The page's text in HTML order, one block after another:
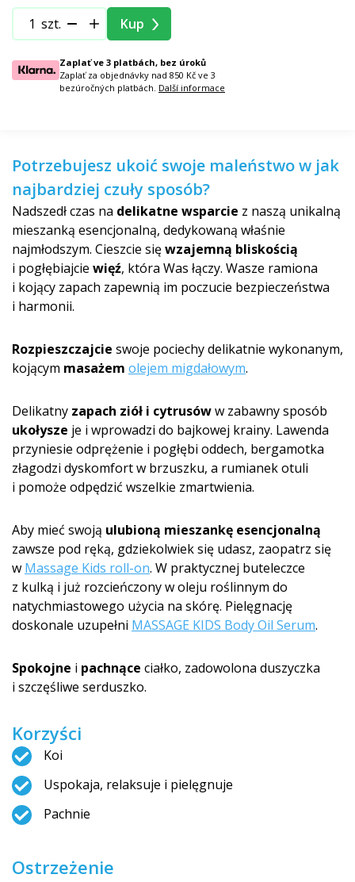
szt.
Kup
Zaplať ve 3 platbách, bez úroků
Zaplať za objednávky nad 850 Kč ve 3
bezúročných platbách. Další informace
Potrzebujesz ukoić swoje maleństwo w jak
najbardziej czuły sposób?
Nadszedł czas na delikatne wsparcie z naszą unikalną
mieszanką esencjonalną, dedykowaną właśnie
najmłodszym. Cieszcie sięwzajemną bliskością
i pogłębiajcie więź, która Was łączy. Wasze ramiona
i kojący zapach zapewnią im poczucie bezpieczeństwa
i harmonii.
Rozpieszczajcie swoje pociechy delikatnie wykonanym,
kojącym masażem olejem migdałowym.
Delikatny zapach ziół i cytrusóww zabawny sposób
ukołysze je i wprowadzi do bajkowej krainy. Lawenda
przyniesie odprężenie i pogłębi oddech, bergamotka
złagodzi dyskomfort w brzuszku, a rumianek otuli
i pomoże odpędzić wszelkie zmartwienia.
Aby mieć swoją ulubioną mieszankę esencjonalną
zawsze pod ręką, gdziekolwiek się udasz, zaopatrz się
w Massage Kids roll-on. W praktycznej buteleczce
z kulką i już rozcieńczony w oleju roślinnym do
natychmiastowego użycia na skórę. Pielęgnację
doskonale uzupełni MASSAGE KIDS Body Oil Serum.
Spokojne i pachnące ciałko, zadowolona duszyczka
i szczęśliwe serduszko.
Korzyści
Koi
Uspokaja, relaksuje i pielęgnuje
Pachnie
Ostrzeżenie